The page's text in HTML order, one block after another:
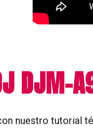
DJM-
nuestro tutorial